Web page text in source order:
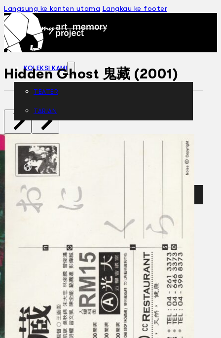
Langsung ke konten utama Langkau ke footer
KOLEKSI KAMI
TEATER
TARIAN
PENAPISAN
MENGENAI KAMI
HUBUNGI KAMI
BM
Koleksi Kami
Teater
Tarian
Penapisan
Sejarah Lisan
Mengenai Kami
Hubungi Kami
Hidden Ghost 鬼藏 (2001)